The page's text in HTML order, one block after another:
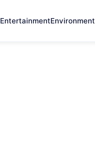
EntertainmentEnvironment